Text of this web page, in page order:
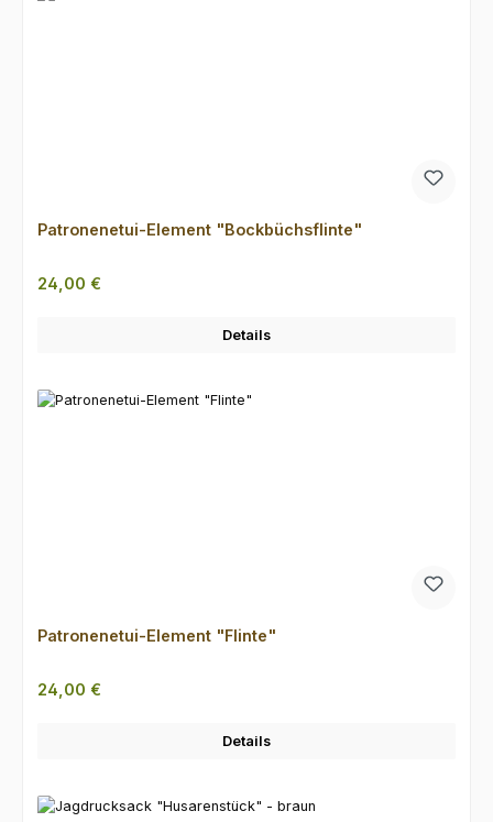
Patronenetui-Element "Bockbüchsflinte"
Regulärer Preis:
24,00 €
Details
Patronenetui-Element "Flinte"
Regulärer Preis:
24,00 €
Details